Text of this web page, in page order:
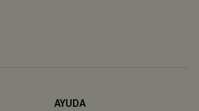
AYUDA